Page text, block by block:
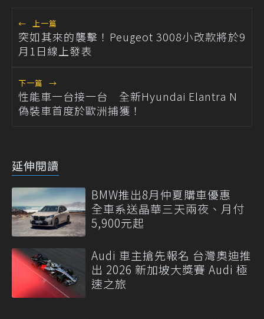
← 上一篇
突如其來的襲擊！Peugeot 3008小改款將於9
月1日線上發表
下一篇 →
性能車一台接一台 全新Hyundai Elantra N
偽裝車首度於歐洲捕獲！
延伸閱讀
BMW推出8月仲夏購車優惠
全車系送晶華三天兩夜、月付
5,900元起
Audi 車主搶先報名 台灣奧迪推
出 2026 新加坡大獎賽 Audi 極
速之旅